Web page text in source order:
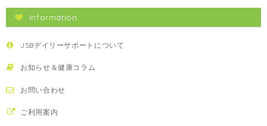
Information
JSBデイリーサポートについて
お知らせ＆健康コラム
お問い合わせ
ご利用案内